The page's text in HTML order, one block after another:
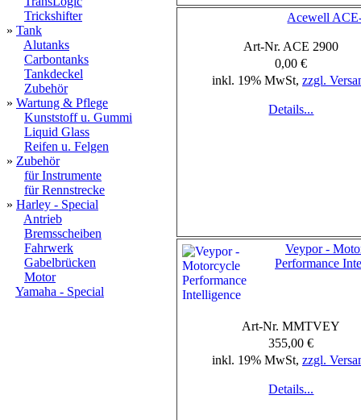
Trickshifter
» Tank
Alutanks
Carbontanks
Tankdeckel
Zubehör
» Wartung & Pflege
Kunststoff u. Gummi
Liquid Glass
Reifen u. Felgen
» Zubehör
für Instrumente
für Rennstrecke
» Harley - Special
Antrieb
Bremsscheiben
Fahrwerk
Gabelbrücken
Motor
Yamaha - Special
Acewell
Art-Nr. ACE 2900
0,00 €
inkl. 19% MwSt, zzgl.
Details...
Veypor -
Performance
Art-Nr. MMTVEY
355,00 €
inkl. 19% MwSt, zzgl.
Details...